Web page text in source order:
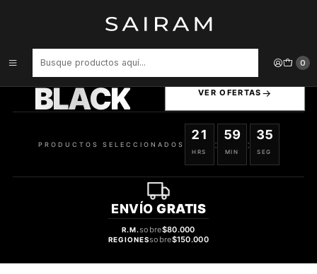
0
PERFUME DUPE PARFUMS DEUXIEME HOMME HOMBRE EDP 100 ML
BLACK VER OFERTAS
PRODUCTOS SELECCIONADOS
21
HRS
:
59
MIN
:
34
SEG
ENVÍO GRATIS
R.M.sobre$80.000
REGIONESsobre$150.000